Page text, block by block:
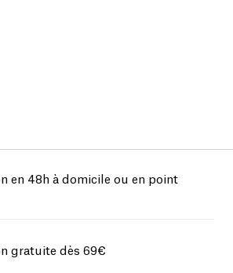
en 48h à domicile ou en point
gratuite dès 69€